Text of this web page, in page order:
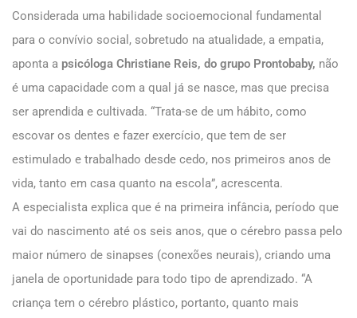
Considerada uma habilidade socioemocional fundamental
para o convívio social, sobretudo na atualidade, a empatia,
aponta a psicóloga Christiane Reis, do grupo Prontobaby, não
é uma capacidade com a qual já se nasce, mas que precisa
ser aprendida e cultivada. “Trata-se de um hábito, como
escovar os dentes e fazer exercício, que tem de ser
estimulado e trabalhado desde cedo, nos primeiros anos de
vida, tanto em casa quanto na escola”, acrescenta.
A especialista explica que é na primeira infância, período que
vai do nascimento até os seis anos, que o cérebro passa pelo
maior número de sinapses (conexões neurais), criando uma
janela de oportunidade para todo tipo de aprendizado. “A
criança tem o cérebro plástico, portanto, quanto mais